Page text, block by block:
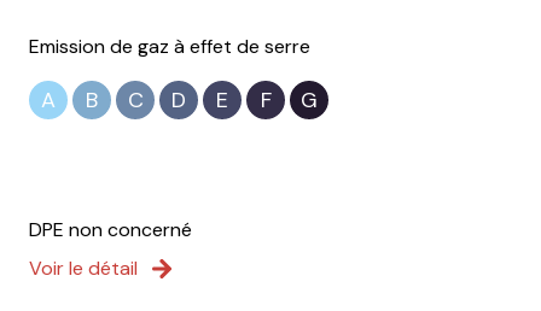
Emission de gaz à effet de serre
A B C D E F G
DPE non concerné
Voir le détail